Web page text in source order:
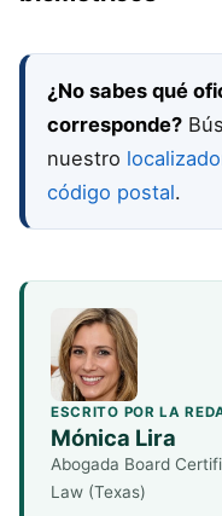
¿No sabes qué
corresponde?
nuestro
código postal.
ESCRITO POR LA
Mónica Lira
Abogada Board
Law (Texas)